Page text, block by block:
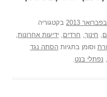
בקטגוריה
, חינוך, חרדים, ידיעות אחרונות,
וסומן בתגיות הסתה נגד
, נפתלי בנט.